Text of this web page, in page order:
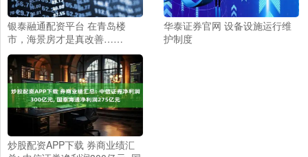
银泰融通配资平台 在青岛楼
市，海景房才是真改善……
华泰证券官网 设备设施运行维
护制度
炒股配资APP下载 券商业绩汇